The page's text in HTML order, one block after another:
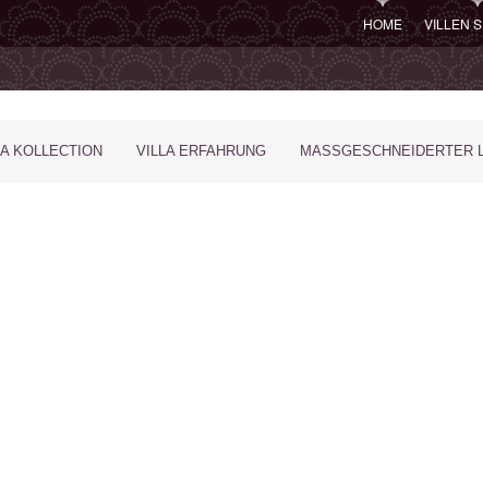
HOME VILLEN
KOLLECTION VILLA ERFAHRUNG MASSGESCHNEIDERTER